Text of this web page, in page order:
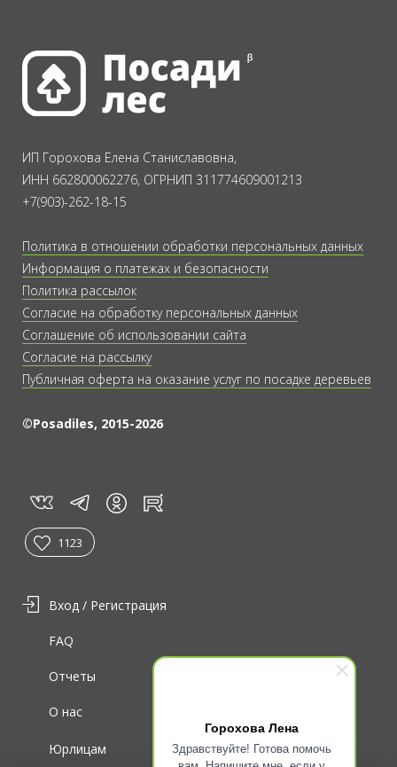
Горохова Лена
Здравствуйте! Готова помочь
ИП Горохова Елена Станиславовна,
ИНН 662800062276, ОГРНИП 311774609001213
+7(903)-262-18-15
Политика в отношении обработки персональных данных
Информация о платежах и безопасности
Политика рассылок
Согласие на обработку персональных данных
Соглашение об использовании сайта
Согласие на рассылку
Публичная оферта на оказание услуг по посадке деревьев
©Posadiles, 2015-2026
vk tg in rt
1123
Вход / Регистрация
Юрлицам
О нас
Отчеты
FAQ